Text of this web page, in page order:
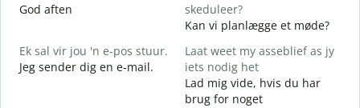
God aften
skeduleer?
Kan vi planlægge et møde?
Ek sal vir jou 'n e-pos stuur.
Jeg sender dig en e-mail.
Laat weet my asseblief as jy
iets nodig het
Lad mig vide, hvis du har
brug for noget